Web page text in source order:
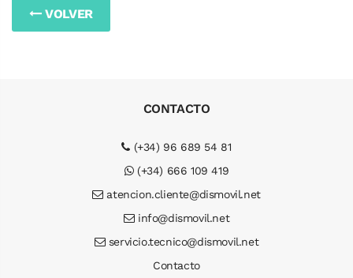
VOLVER
CONTACTO
(+34) 96 689 54 81
(+34) 666 109 419
atencion.cliente@dismovil.net
info@dismovil.net
servicio.tecnico@dismovil.net
Contacto